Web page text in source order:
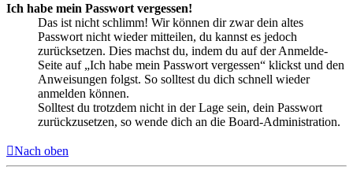
Ich habe mein Passwort vergessen!
Das ist nicht schlimm! Wir können dir zwar dein altes
Passwort nicht wieder mitteilen, du kannst es jedoch
zurücksetzen. Dies machst du, indem du auf der Anmelde-
Seite auf „Ich habe mein Passwort vergessen“ klickst und den
Anweisungen folgst. So solltest du dich schnell wieder
anmelden können.
Solltest du trotzdem nicht in der Lage sein, dein Passwort
zurückzusetzen, so wende dich an die Board-Administration.
Nach oben